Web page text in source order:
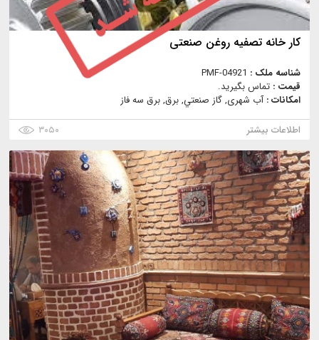
کار خانه تصفیه روغن صنعتی
شناسه ملک : PMF-04921
قیمت : تماس بگیرید.
امکانات :آب شهری, گاز صنعتي, برق, برق سه فاز
اطلاعات بیشتر
۳۰۵۰